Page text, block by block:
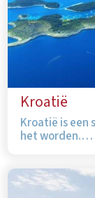
Kroatië
Kroatië is een
het worden.…